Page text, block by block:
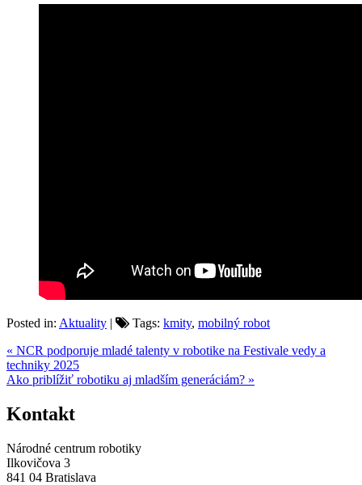
Posted in: Aktuality | Tags: kmity, mobilný robot
« NCR podporuje mladé talenty v robotike na Festivale vedy a
techniky 2025
Ako priblížiť robotiku aj mladším generáciám? »
Kontakt
Národné centrum robotiky
Ilkovičova 3
841 04 Bratislava